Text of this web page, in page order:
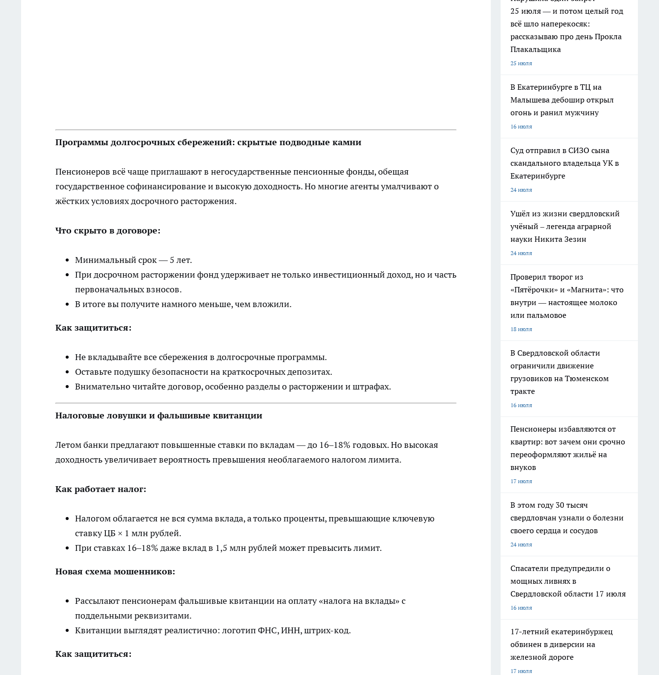
Программы долгосрочных сбережений: скрытые подводные камни
Пенсионеров всё чаще приглашают в негосударственные пенсионные фонды, обещая
государственное софинансирование и высокую доходность. Но многие агенты умалчивают о
жёстких условиях досрочного расторжения.
Что скрыто в договоре:
Минимальный срок — 5 лет.
При досрочном расторжении фонд удерживает не только инвестиционный доход, но и часть
первоначальных взносов.
В итоге вы получите намного меньше, чем вложили.
Как защититься:
Не вкладывайте все сбережения в долгосрочные программы.
Оставьте подушку безопасности на краткосрочных депозитах.
Внимательно читайте договор, особенно разделы о расторжении и штрафах.
Налоговые ловушки и фальшивые квитанции
Летом банки предлагают повышенные ставки по вкладам — до 16–18% годовых. Но высокая
доходность увеличивает вероятность превышения необлагаемого налогом лимита.
Как работает налог:
Налогом облагается не вся сумма вклада, а только проценты, превышающие ключевую
ставку ЦБ × 1 млн рублей.
При ставках 16–18% даже вклад в 1,5 млн рублей может превысить лимит.
Новая схема мошенников:
Рассылают пенсионерам фальшивые квитанции на оплату «налога на вклады» с
поддельными реквизитами.
Квитанции выглядят реалистично: логотип ФНС, ИНН, штрих-код.
Как защититься:
25 июля — и потом целый год
всё шло наперекосяк:
рассказываю про день Прокла
Плакальщика
25 июля
В Екатеринбурге в ТЦ на
Малышева дебошир открыл
огонь и ранил мужчину
16 июля
Суд отправил в СИЗО сына
скандального владельца УК в
Екатеринбурге
24 июля
Ушёл из жизни свердловский
учёный – легенда аграрной
науки Никита Зезин
24 июля
Проверил творог из
«Пятёрочки» и «Магнита»: что
внутри — настоящее молоко
или пальмовое
18 июля
В Свердловской области
ограничили движение
грузовиков на Тюменском
тракте
16 июля
Пенсионеры избавляются от
квартир: вот зачем они срочно
переоформляют жильё на
внуков
17 июля
В этом году 30 тысяч
свердловчан узнали о болезни
своего сердца и сосудов
24 июля
Спасатели предупредили о
мощных ливнях в
Свердловской области 17 июля
16 июля
17-летний екатеринбуржец
обвинен в диверсии на
железной дороге
17 июля